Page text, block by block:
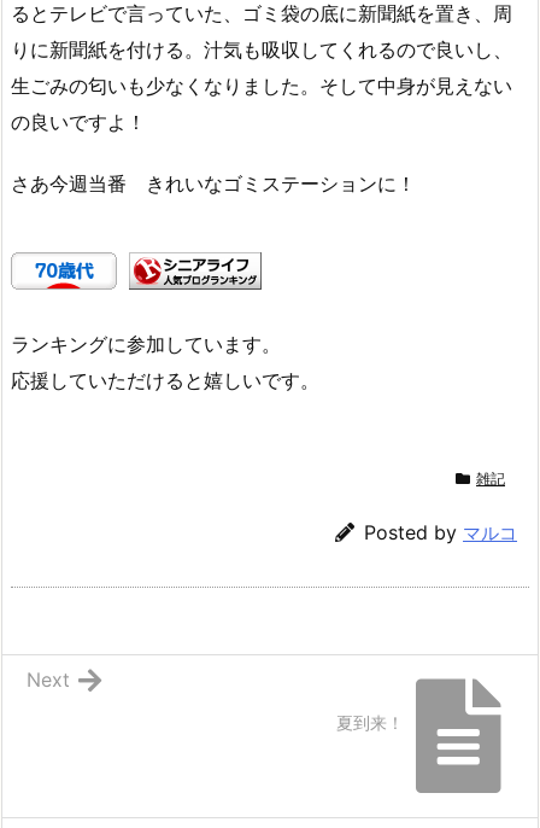
るとテレビで言っていた、ゴミ袋の底に新聞紙を置き、周
りに新聞紙を付ける。汁気も吸収してくれるので良いし、
生ごみの匂いも少なくなりました。そして中身が見えない
の良いですよ！
さあ今週当番 きれいなゴミステーションに！
ランキングに参加しています。
応援していただけると嬉しいです。
雑記
Posted by マルコ
夏到来！
Next